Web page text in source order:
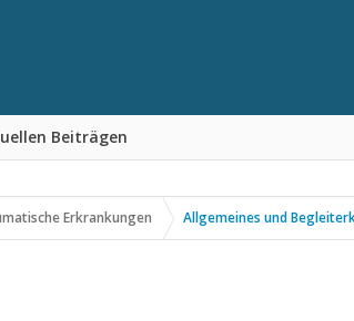
Beiträgen
Erkrankungen Allgemeines und